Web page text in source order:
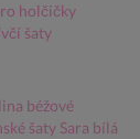
holčičky
šaty
béžové
šaty Sara bílá